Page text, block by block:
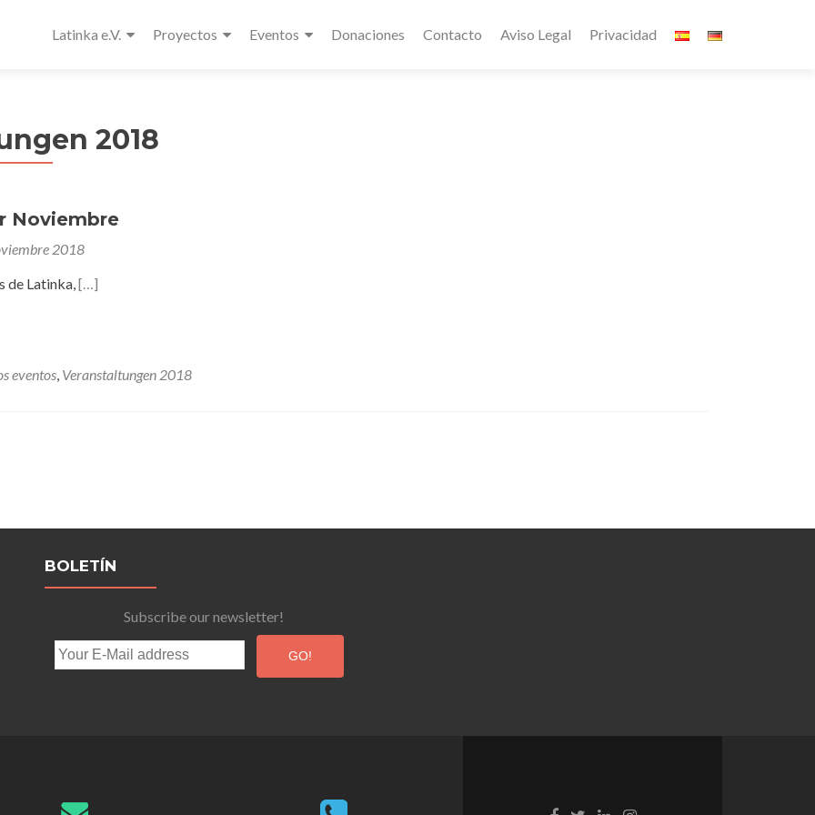
Latinka e.V. Proyectos Eventos Donaciones Contacto Aviso Legal Privacidad
2018
Noviembre
2018
de Latinka,[…]
eventos, Veranstaltungen 2018
BOLETÍN
Subscribe our newsletter!